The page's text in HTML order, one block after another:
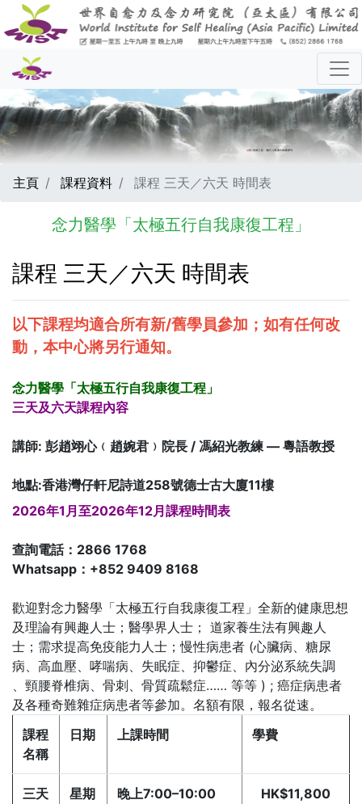
主頁 課程資料 課程 三天／六天 時間表
念力醫學「太極五行自我康復工程」
課程 三天／六天 時間表
以下課程均適合所有新/舊學員參加；如有任何改
動，本中心將另行通知。
念力醫學「太極五行自我康復工程」
三天及六天課程內容
講師: 彭趙翊心﹙趙婉君﹚院長 / 馮紹光教練 — 粵語教授
地點:香港灣仔軒尼詩道258號德士古大廈11樓
2026年1月至2026年12月課程時間表
查詢電話：2866 1768
Whatsapp：+852 9409 8168
歡迎對念力醫學「太極五行自我康復工程」全新的健康思想
及理論有興趣人士；醫學界人士； 道家養生法有興趣人
士；需求提高免疫能力人士；慢性病患者 (心臟病、糖尿
病、高血壓、哮喘病、失眠症、抑鬱症、內分泌系統失調
、頸腰脊椎病、骨刺、骨質疏鬆症…… 等等 ) ; 癌症病患者
及各種奇難雜症病患者等參加。名額有限，報名從速。
課程
名稱
日期 上課時間 學費
三天
星期
晚上7:00–10:00 HK$11,800